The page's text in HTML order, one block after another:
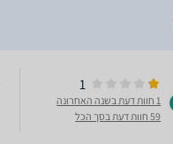
1
1 חוות דעת בשנה האחרונה
59 חוות דעת בסך הכל